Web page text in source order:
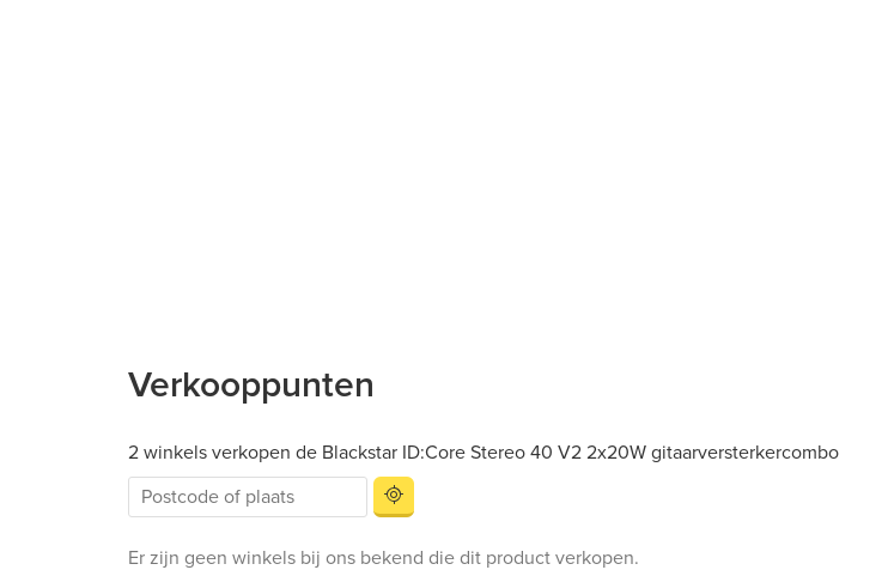
Verkooppunten
2 winkels verkopen de Blackstar ID:Core Stereo 40 V2 2x20W gitaarversterkercombo
Er zijn geen winkels bij ons bekend die dit product verkopen.